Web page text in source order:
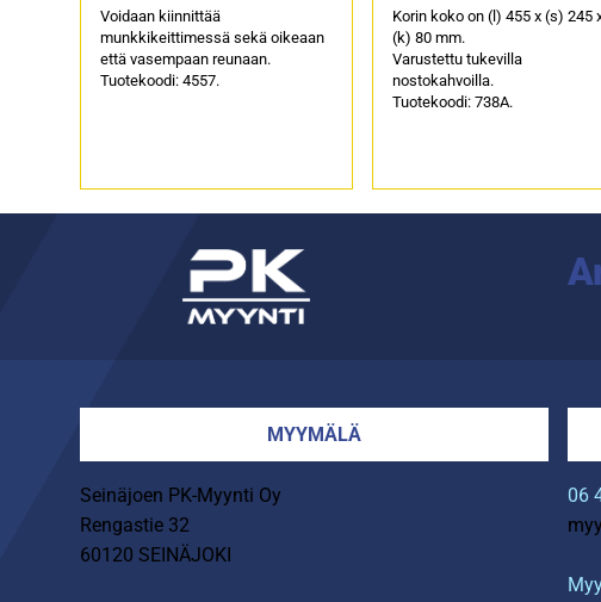
Voidaan kiinnittää
munkkikeittimessä sekä oikeaan
että vasempaan reunaan.
Tuotekoodi: 4557.
Korin koko on (l) 455 x (s) 245
(k) 80 mm.
Varustettu tukevilla
nostokahvoilla.
Tuotekoodi: 738A.
MYYMÄLÄ
Seinäjoen PK-Myynti Oy
Rengastie 32
60120 SEINÄJOKI
06